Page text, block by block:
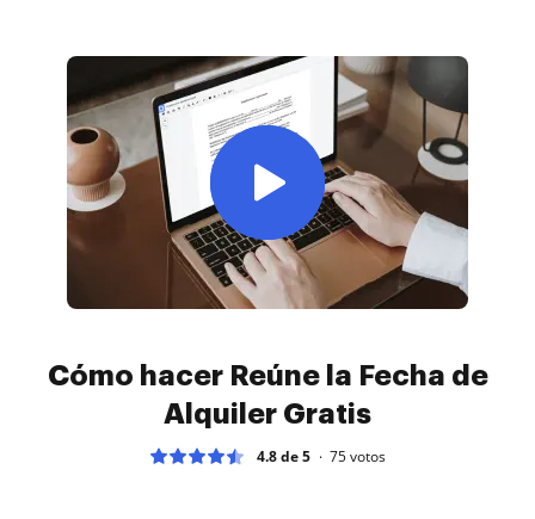
Cómo hacer Reúne la Fecha de
Alquiler Gratis
4.8 de 5 75votos